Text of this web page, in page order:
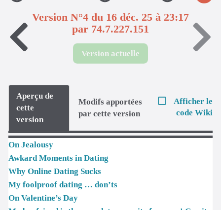
Version N°4 du 16 déc. 25 à 23:17
par 74.7.227.151
Version actuelle
Aperçu de
cette
version
Modifs apportées
par cette version
Afficher le
code Wiki